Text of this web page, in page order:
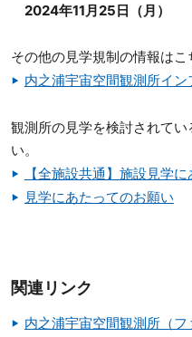
2024年11月25日（月）
その他の見学規制の情報はこ
内之浦宇宙空間観測所イ
観測所の見学を検討されて
い。
【全施設共通】施設見学
見学にあたってのお願い
関連リンク
内之浦宇宙空間観測所（フ